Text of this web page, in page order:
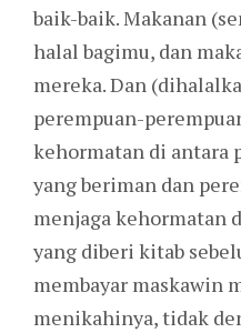
baik-baik. Makanan
halal bagimu, dan
mereka. Dan
perempuan-
kehormatan di antara
yang beriman dan
menjaga kehormatan
yang diberi kitab
membayar maskawin
menikahinya, tidak